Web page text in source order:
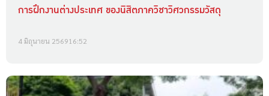
การฝึกงานต่างประเทศ ของนิสิตภาควิชาวิศวกรรมวัสดุ
4 มิถุนายน 256916:52